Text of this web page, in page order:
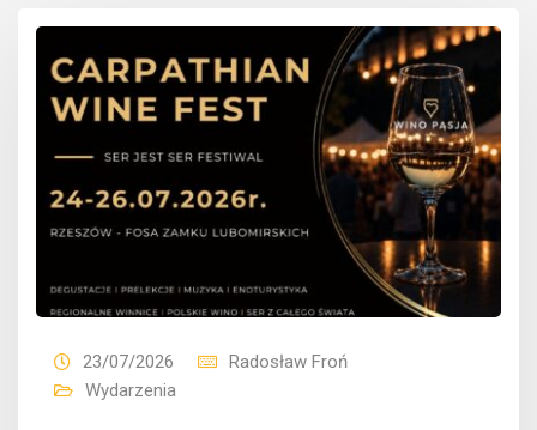
23/07/2026
Radosław Froń
Wydarzenia